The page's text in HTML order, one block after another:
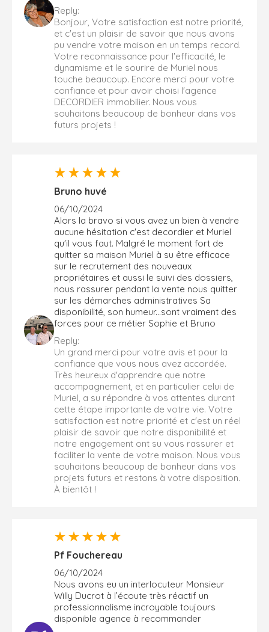
Reply:
Bonjour, Votre satisfaction est notre priorité,
et c'est un plaisir de savoir que nous avons
pu vendre votre maison en un temps record.
Votre reconnaissance pour l'efficacité, le
dynamisme et le sourire de Muriel nous
touche beaucoup. Encore merci pour votre
confiance et pour avoir choisi l'agence
DECORDIER immobilier. Nous vous
souhaitons beaucoup de bonheur dans vos
futurs projets !
Bruno huvé
06/10/2024
Alors la bravo si vous avez un bien à vendre
aucune hésitation c'est decordier et Muriel
qu'il vous faut. Malgré le moment fort de
quitter sa maison Muriel à su être efficace
sur le recrutement des nouveaux
propriétaires et aussi le suivi des dossiers,
nous rassurer pendant la vente nous quitter
sur les démarches administratives Sa
disponibilité, son humeur...sont vraiment des
forces pour ce métier Sophie et Bruno
Reply:
Un grand merci pour votre avis et pour la
confiance que vous nous avez accordée.
Très heureux d'apprendre que notre
accompagnement, et en particulier celui de
Muriel, a su répondre à vos attentes durant
cette étape importante de votre vie. Votre
satisfaction est notre priorité et c'est un réel
plaisir de savoir que notre disponibilité et
notre engagement ont su vous rassurer et
faciliter la vente de votre maison. Nous vous
souhaitons beaucoup de bonheur dans vos
projets futurs et restons à votre disposition.
À bientôt !
Pf Fouchereau
06/10/2024
Nous avons eu un interlocuteur Monsieur
Willy Ducrot à l’écoute très réactif un
professionnalisme incroyable toujours
disponible agence à recommander